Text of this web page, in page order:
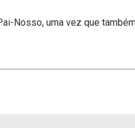
Nosso, uma vez que